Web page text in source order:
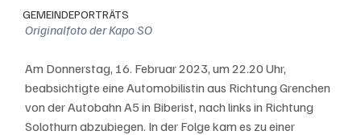
GEMEINDEPORTRÄTS
Originalfoto der Kapo SO
Am Donnerstag, 16. Februar 2023, um 22.20 Uhr,
beabsichtigte eine Automobilistin aus Richtung Grenchen
von der Autobahn A5 in Biberist, nach links in Richtung
Solothurn abzubiegen. In der Folge kam es zu einer